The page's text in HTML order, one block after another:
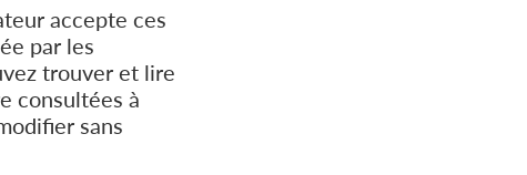
accepte ces
par les
trouver et lire
consultées à
sans